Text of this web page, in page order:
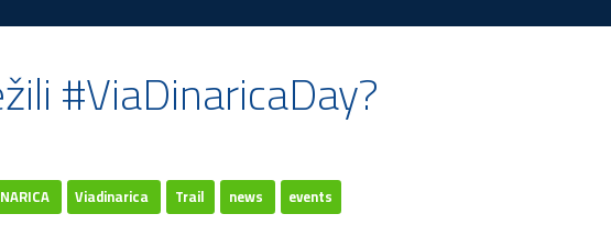
#ViaDinaricaDay?
Viadinarica Trail news events